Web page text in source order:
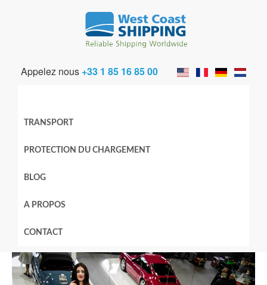
Appelez nous +33 1 85 16 85 00
TRANSPORT
PROTECTION DU CHARGEMENT
BLOG
A PROPOS
CONTACT